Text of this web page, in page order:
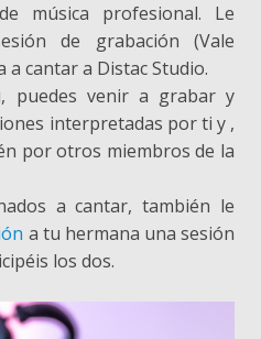
música profesional. Le
de grabación (Vale
a cantar a Distac Studio.
puedes venir a grabar y
interpretadas por ti y ,
por otros miembros de la
a cantar, también le
a tu hermana una sesión
los dos.